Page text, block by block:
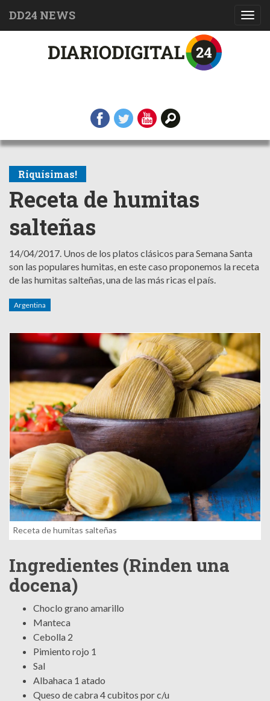
DD24 NEWS
Riquísimas!
Receta de humitas
salteñas
14/04/2017. Unos de los platos clásicos para Semana Santa
son las populares humitas, en este caso proponemos la receta
de las humitas salteñas, una de las más ricas el país.
Argentina
Receta de humitas salteñas
Ingredientes (Rinden una
docena)
Choclo grano amarillo
Manteca
Cebolla 2
Pimiento rojo 1
Sal
Albahaca 1 atado
Queso de cabra 4 cubitos por c/u